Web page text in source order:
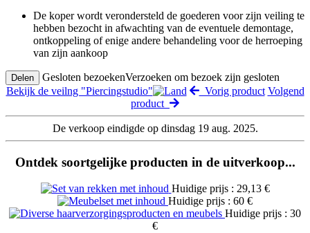
De koper wordt verondersteld de goederen voor zijn veiling te
hebben bezocht in afwachting van de eventuele demontage,
ontkoppeling of enige andere behandeling voor de herroeping
van zijn aankoop
Delen Gesloten bezoekenVerzoeken om bezoek zijn gesloten
Bekijk de veilng "Piercingstudio"
Vorig product Volgend
product
De verkoop eindigde op dinsdag 19 aug. 2025.
Ontdek soortgelijke producten in de uitverkoop...
Huidige prijs : 29,13 €
Huidige prijs : 60 €
Huidige prijs : 30
€